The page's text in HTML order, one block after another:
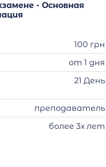
- Основная
100 грн
от 1 дня
21 День
преподаватель
более 3х лет